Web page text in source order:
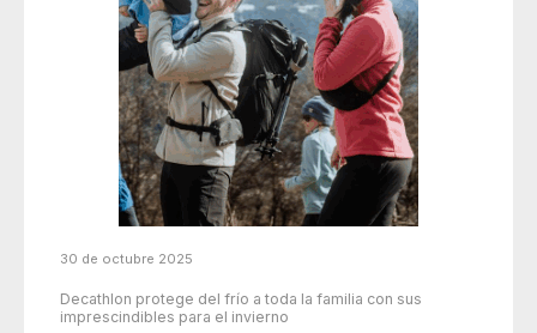
30 de octubre 2025
Decathlon protege del frío a toda la familia con sus
imprescindibles para el invierno